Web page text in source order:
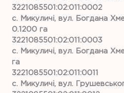
3221085501:02:011:0002
с. Микуличі, вул. Богдана
0.1200 га
3221085501:02:011:0003
с. Микуличі, вул. Богдана
га
3221085501:02:011:0011
с. Микуличі, вул.